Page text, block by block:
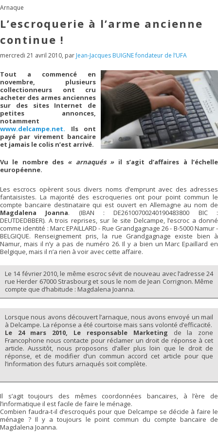
Arnaque
L’escroquerie à l’arme ancienne
continue !
mercredi 21 avril 2010, par Jean-Jacques BUIGNE fondateur de l’UFA
Tout a commencé en
novembre, plusieurs
collectionneurs ont cru
acheter des armes anciennes
sur des sites Internet de
petites annonces,
notamment
www.delcampe.net. Ils ont
payé par virement bancaire
et jamais le colis n’est arrivé.
Vu le nombre des « arnaqués »il s’agit d’affaires à l’échelle
européenne.
Les escrocs opèrent sous divers noms d’emprunt avec des adresses
fantaisistes. La majorité des escroqueries ont pour point commun le
compte bancaire destinataire qui est ouvert en Allemagne au nom de
Magdalena Joanna. (IBAN : DE26100700240190483800 BIC :
DEUTDEDBBER). A trois reprises, sur le site Delcampe, l’escroc a donné
comme identité : Marc EPAILLARD - Rue Grandgagnage 26 - B-5000 Namur -
BELGIQUE. Renseignement pris, la rue Grandgagnage existe bien à
Namur, mais il n’y a pas de numéro 26. Il y a bien un Marc Epaillard en
Belgique, mais il n’a rien à voir avec cette affaire.
Le 14 février 2010, le même escroc sévit de nouveau avec l’adresse 24
rue Herder 67000 Strasbourg et sous le nom de Jean Corrignon. Même
compte que d’habitude : Magdalena Joanna.
Lorsque nous avons découvert l’arnaque, nous avons envoyé un mail
à Delcampe. La réponse a été courtoise mais sans volonté d’efficacité.
Le 24 mars 2010, Le responsable Marketing de la zone
Francophone nous contacte pour réclamer un droit de réponse à cet
article. Aussitôt, nous proposons d’aller plus loin que le droit de
réponse, et de modifier d’un commun accord cet article pour que
l’information des futurs arnaqués soit complète.
Il s’agit toujours des mêmes coordonnées bancaires, à l’ère de
l’informatique il est facile de faire le ménage.
Combien faudra-t-il d’escroqués pour que Delcampe se décide à faire le
ménage ? Il y a toujours le point commun du compte bancaire de
Magdalena Joanna.